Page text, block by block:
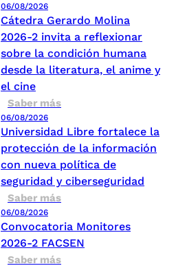
06/08/2026
Cátedra Gerardo Molina
2026-2 invita a reflexionar
sobre la condición humana
desde la literatura, el anime y
el cine
Saber más
06/08/2026
Universidad Libre fortalece la
protección de la información
con nueva política de
seguridad y ciberseguridad
Saber más
06/08/2026
Convocatoria Monitores
2026-2 FACSEN
Saber más